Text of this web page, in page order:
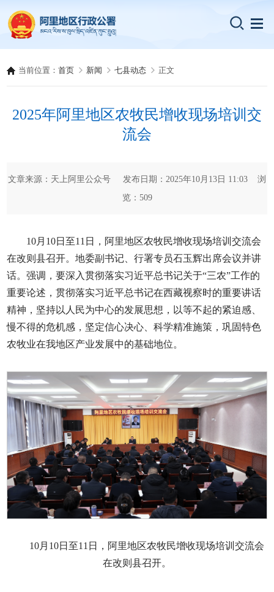
当前位置：首页 新闻 七县动态 正文
2025年阿里地区农牧民增收现场培训交
流会
文章来源：天上阿里公众号 发布日期：2025年10月13日 11:03 浏
览： 509
10月10日至11日，阿里地区农牧民增收现场培训交流会
在改则县召开。地委副书记、行署专员石玉辉出席会议并讲
话。强调，要深入贯彻落实习近平总书记关于“三农”工作的
重要论述，贯彻落实习近平总书记在西藏视察时的重要讲话
精神，坚持以人民为中心的发展思想，以等不起的紧迫感、
慢不得的危机感，坚定信心决心、科学精准施策，巩固特色
农牧业在我地区产业发展中的基础地位。
10月10日至11日，阿里地区农牧民增收现场培训交流会
在改则县召开。